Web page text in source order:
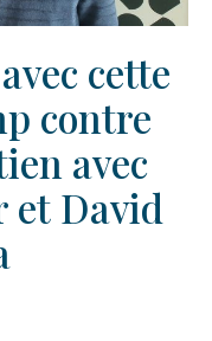
cette
contre
avec
et David